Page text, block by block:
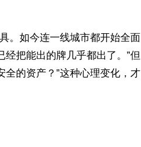
。如今连一线城市都开始全面
把能出的牌几乎都出了。”但
全的资产？”这种心理变化，才